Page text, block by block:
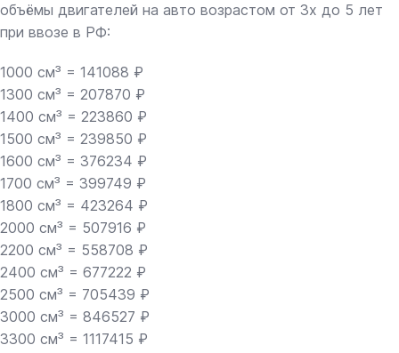
объёмы двигателей на авто возрастом от 3х до 5 лет
при ввозе в РФ:
1000 см³ = 141088 ₽
1300 см³ = 207870 ₽
1400 см³ = 223860 ₽
1500 см³ = 239850 ₽
1600 см³ = 376234 ₽
1700 см³ = 399749 ₽
1800 см³ = 423264 ₽
2000 см³ = 507916 ₽
2200 см³ = 558708 ₽
2400 см³ = 677222 ₽
2500 см³ = 705439 ₽
3000 см³ = 846527 ₽
3300 см³ = 1117415 ₽